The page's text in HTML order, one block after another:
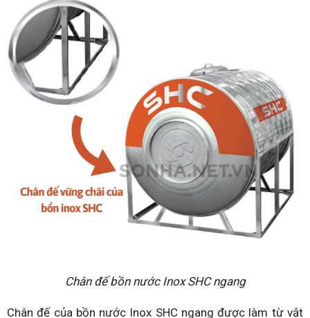
Chân đế bồn nước Inox SHC ngang
Chân đế của bồn nước Inox SHC ngang được làm từ vật